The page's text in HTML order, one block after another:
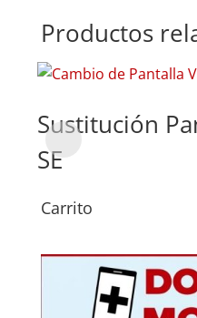
Productos
Sustitución
SE
Carrito